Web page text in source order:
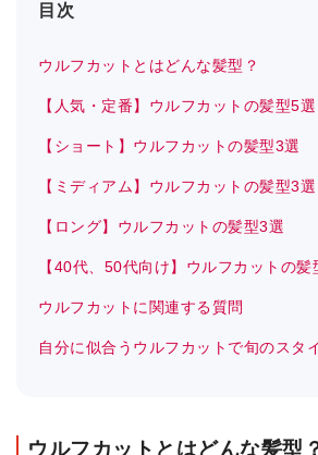
目次
ウルフカットとはどんな髪型？
【人気・定番】ウルフカットの髪型5選
【ショート】ウルフカットの髪型3選
【ミディアム】ウルフカットの髪型3選
【ロング】ウルフカットの髪型3選
【40代、50代向け】ウルフカットの髪
ウルフカットに関連する質問
自分に似合うウルフカットで旬のスタ
ウルフカットとはどんな髪型